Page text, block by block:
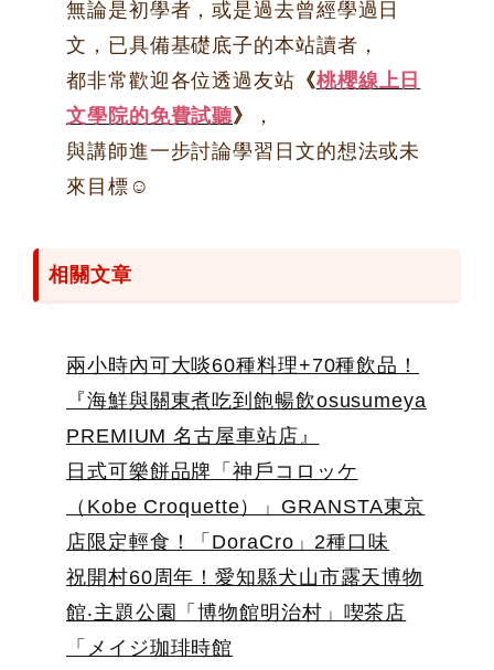
無論是初學者，或是過去曾經學過日
文，已具備基礎底子的本站讀者，
都非常歡迎各位透過友站 《桃櫻線上日
文學院的免費試聽》
，
與講師進一步討論學習日文的想法或未
來目標☺
相關文章
兩小時內可大啖60種料理+70種飲品！
『海鮮與關東煮吃到飽暢飲osusumeya
PREMIUM 名古屋車站店』
日式可樂餅品牌「神戶コロッケ
（Kobe Croquette）」GRANSTA東京
店限定輕食！「DoraCro」2種口味
祝開村60周年！愛知縣犬山市露天博物
館‧主題公園「博物館明治村」喫茶店
「メイジ珈琲時館